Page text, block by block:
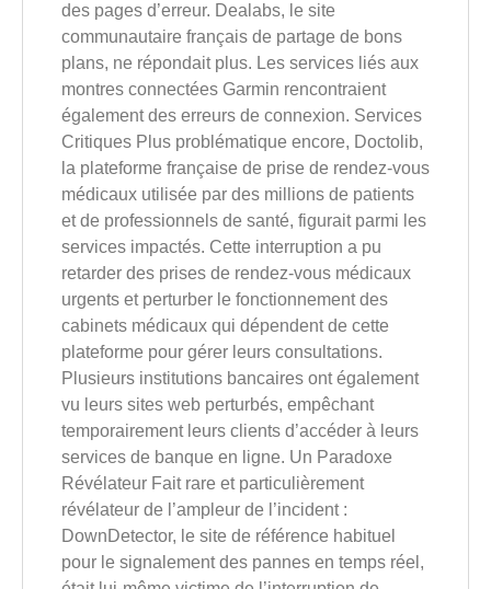
des pages d’erreur. Dealabs, le site
communautaire français de partage de bons
plans, ne répondait plus. Les services liés aux
montres connectées Garmin rencontraient
également des erreurs de connexion. Services
Critiques Plus problématique encore, Doctolib,
la plateforme française de prise de rendez-vous
médicaux utilisée par des millions de patients
et de professionnels de santé, figurait parmi les
services impactés. Cette interruption a pu
retarder des prises de rendez-vous médicaux
urgents et perturber le fonctionnement des
cabinets médicaux qui dépendent de cette
plateforme pour gérer leurs consultations.
Plusieurs institutions bancaires ont également
vu leurs sites web perturbés, empêchant
temporairement leurs clients d’accéder à leurs
services de banque en ligne. Un Paradoxe
Révélateur Fait rare et particulièrement
révélateur de l’ampleur de l’incident :
DownDetector, le site de référence habituel
pour le signalement des pannes en temps réel,